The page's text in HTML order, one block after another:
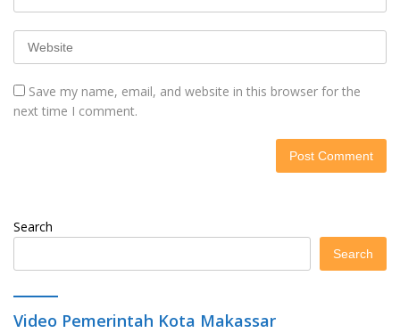
Save my name, email, and website in this browser for the
next time I comment.
Search
Search
Video Pemerintah Kota Makassar